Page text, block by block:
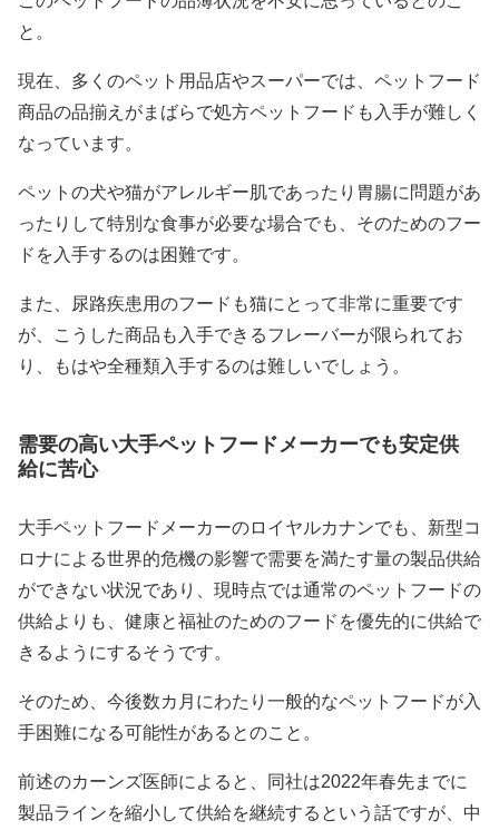
と。
現在、多くのペット用品店やスーパーでは、ペットフード
商品の品揃えがまばらで処方ペットフードも入手が難しく
なっています。
ペットの犬や猫がアレルギー肌であったり胃腸に問題があ
ったりして特別な食事が必要な場合でも、そのためのフー
ドを入手するのは困難です。
また、尿路疾患用のフードも猫にとって非常に重要です
が、こうした商品も入手できるフレーバーが限られてお
り、もはや全種類入手するのは難しいでしょう。
需要の高い大手ペットフードメーカーでも安定供
給に苦心
大手ペットフードメーカーのロイヤルカナンでも、新型コ
ロナによる世界的危機の影響で需要を満たす量の製品供給
ができない状況であり、現時点では通常のペットフードの
供給よりも、健康と福祉のためのフードを優先的に供給で
きるようにするそうです。
そのため、今後数カ月にわたり一般的なペットフードが入
手困難になる可能性があるとのこと。
前述のカーンズ医師によると、同社は2022年春先までに
製品ラインを縮小して供給を継続するという話ですが、中